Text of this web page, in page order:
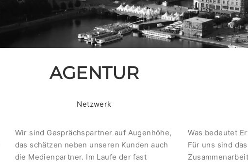
AGENTUR
Netzwerk
Wir sind Gesprächspartner auf Augenhöhe,
das schätzen neben unseren Kunden auch
die Medienpartner. Im Laufe der fast
Was bedeutet
Für uns sind